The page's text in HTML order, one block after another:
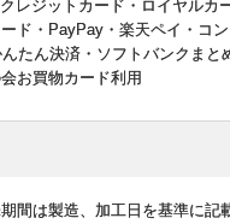
レジットカード・ロイヤルカ
ド・PayPay・楽天ペイ・コ
んたん決済・ソフトバンクま
お買物カード利用
間は製造、加工日を基準に記